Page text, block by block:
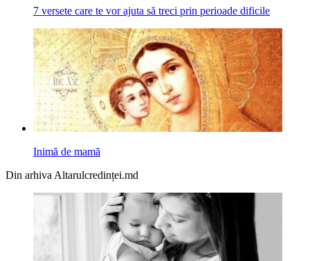
7 versete care te vor ajuta să treci prin perioade dificile
Inimă de mamă
Din arhiva Altarulcredinței.md